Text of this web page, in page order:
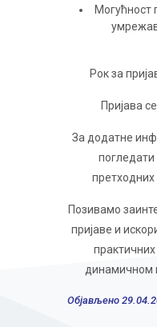
Рoк зa
Приjaвa
За додатне
погледати
Позивамо
пријаве и
динамичном
Објављено